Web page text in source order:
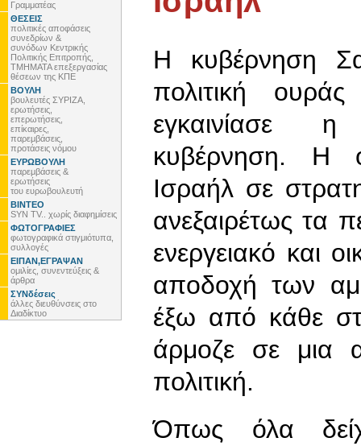
Γραμματέας
ΘΕΣΕΙΣ
πολιτικές αποφάσεις
συνεδρίων &
συνόδων Κεντρικής
Πολιτικής Επιτροπής,
ΤΜΗΜΑΤΑ επεξεργασίας
θέσεων της ΚΠΕ
ΒΟΥΛΗ
βουλευτές ΣΥΡΙΖΑ,
ερωτήσεις,
επερωτήσεις,
επίκαιρες,
παρεμβάσεις,
προτάσεις νόμου
ΕΥΡΩΒΟΥΛΗ
παρεμβάσεις &
ερωτήσεις
του ευρωβουλευτή
ΒΙΝΤΕΟ
SYN TV.. χωρίς διαφημίσεις
ΦΩΤΟΓΡΑΦΙΕΣ
φωτογραφικά στιγμιότυπα,
συλλογές
ΕΙΠΑΝ,ΕΓΡΑΨΑΝ
ομιλίες, συνεντεύξεις &
άρθρα
ΣΥΝδέσεις
άλλες διευθύνσεις στο
Διαδίκτυο
Η κυβέρνηση
πολιτική
εγκαινίασε η
κυβέρνηση. Η
Ισραήλ σε
ανεξαιρέτως τα
ενεργειακό και
αποδοχή των
έξω από κάθε
άρμοζε σε μια
πολιτική.
Όπως όλα